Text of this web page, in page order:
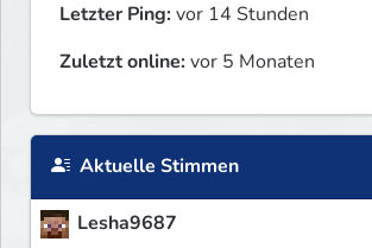
Letzter Ping:vor 14 Stunden
Zuletzt online:vor 5 Monaten
Aktuelle Stimmen
Lesha9687